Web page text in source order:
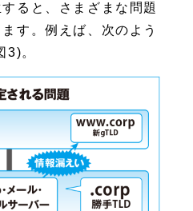
ると、さまざまな問題
す。例えば、次のよう
3)。